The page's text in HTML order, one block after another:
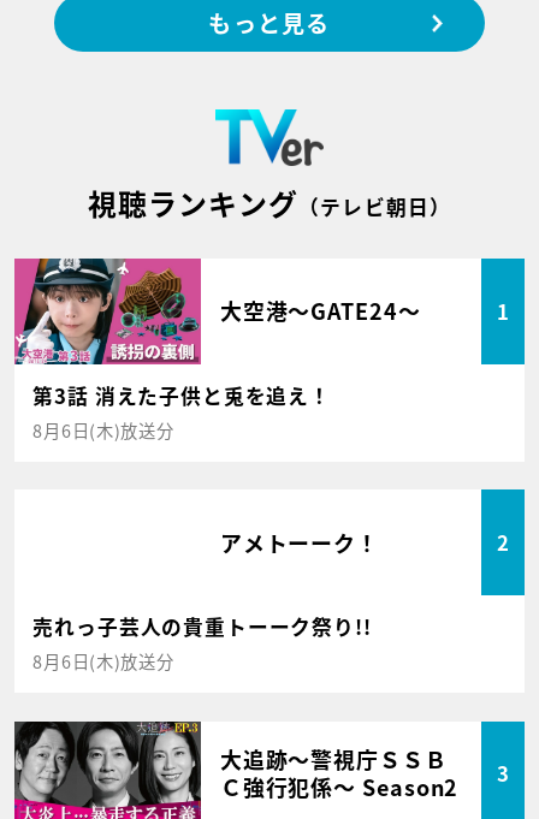
もっと見る
視聴ランキング （テレビ朝日）
大空港～GATE24～ 1
第3話 消えた子供と兎を追え！
8月6日(木)放送分
アメトーーク！ 2
売れっ子芸人の貴重トーーク祭り!!
8月6日(木)放送分
大追跡～警視庁ＳＳＢ
Ｃ強行犯係～ Season2
3